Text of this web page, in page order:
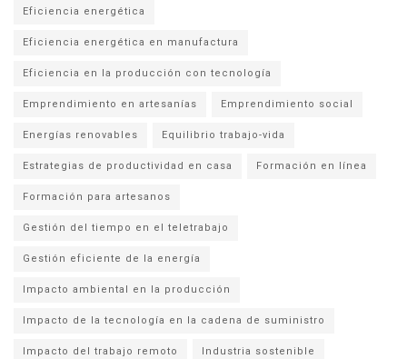
Eficiencia energética
Eficiencia energética en manufactura
Eficiencia en la producción con tecnología
Emprendimiento en artesanías Emprendimiento social
Energías renovables Equilibrio trabajo-vida
Estrategias de productividad en casa Formación en línea
Formación para artesanos
Gestión del tiempo en el teletrabajo
Gestión eficiente de la energía
Impacto ambiental en la producción
Impacto de la tecnología en la cadena de suministro
Impacto del trabajo remoto Industria sostenible